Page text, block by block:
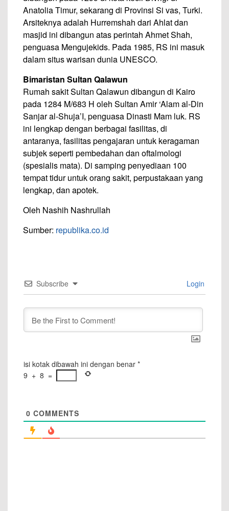
Anatolia Timur, sekarang di Provinsi Si vas, Turki.
Arsiteknya adalah Hurremshah dari Ahlat dan
masjid ini dibangun atas perintah Ahmet Shah,
penguasa Mengujekids. Pada 1985, RS ini masuk
dalam situs warisan dunia UNESCO.
Bimaristan Sultan Qalawun
Rumah sakit Sultan Qalawun dibangun di Kairo
pada 1284 M/683 H oleh Sultan Amir ‘Alam al-Din
Sanjar al-Shuja’I, penguasa Dinasti Mam luk. RS
ini lengkap dengan berbagai fasilitas, di
antaranya, fasilitas pengajaran untuk keragaman
subjek seperti pembedahan dan oftalmologi
(spesialis mata). Di samping penyediaan 100
tempat tidur untuk orang sakit, perpustakaan yang
lengkap, dan apotek.
Oleh Nashih Nashrullah
Sumber: republika.co.id
Subscribe Login
isi kotak dibawah ini dengan benar *
9 + 8 =
0 COMMENTS